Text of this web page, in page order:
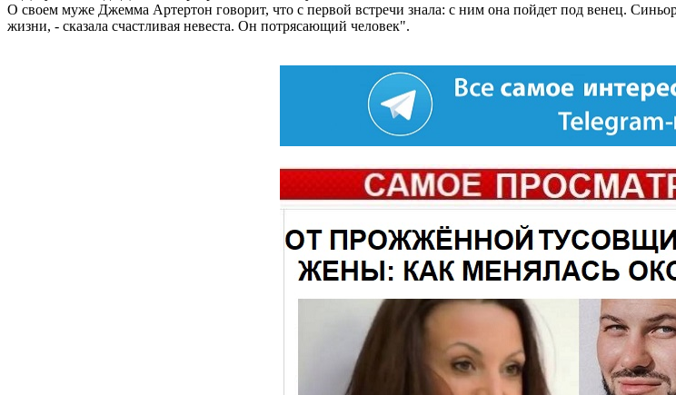
О своем муже Джемма Артертон говорит, что с первой встречи знала: с ним она пойдет под венец.
жизни, - сказала счастливая невеста. Он потрясающий человек".